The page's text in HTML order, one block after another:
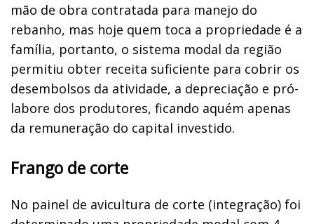
mão de obra contratada para manejo do
rebanho, mas hoje quem toca a propriedade é a
família, portanto, o sistema modal da região
permitiu obter receita suficiente para cobrir os
desembolsos da atividade, a depreciação e pró-
labore dos produtores, ficando aquém apenas
da remuneração do capital investido.
Frango de corte
No painel de avicultura de corte (integração) foi